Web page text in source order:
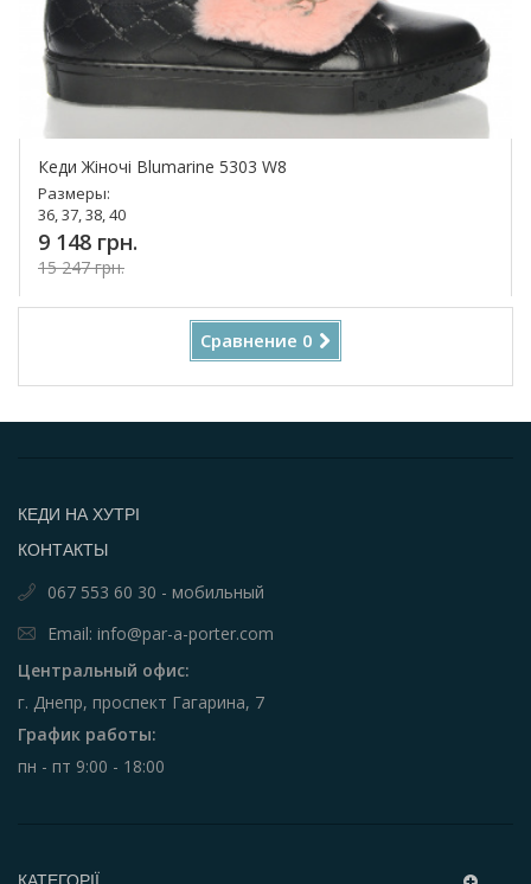
Кеди Жіночі Blumarine 5303 W8
Размеры:
36, 37, 38, 40
9 148 грн.
15 247 грн.
Купить!
Сравнение 0
КЕДИ НА ХУТРІ
КОНТАКТЫ
067 553 60 30 - мобильный
Email: info@par-a-porter.com
Центральный офис:
г. Днепр, проспект Гагарина, 7
График работы:
пн - пт 9:00 - 18:00